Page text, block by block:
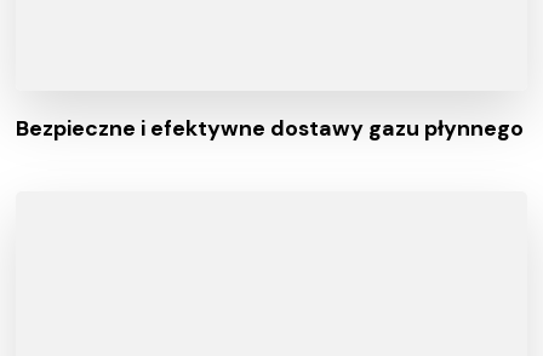
Bezpieczne i efektywne dostawy gazu płynnego